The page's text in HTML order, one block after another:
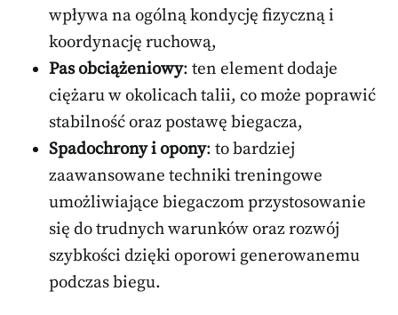
wpływa na ogólną kondycję fizyczną i
koordynację ruchową,
Pas obciążeniowy: ten element dodaje
ciężaru w okolicach talii, co może poprawić
stabilność oraz postawę biegacza,
Spadochrony i opony: to bardziej
zaawansowane techniki treningowe
umożliwiające biegaczom przystosowanie
się do trudnych warunków oraz rozwój
szybkości dzięki oporowi generowanemu
podczas biegu.